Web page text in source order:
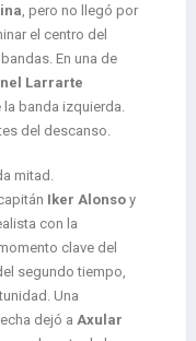
, pero no llegó por
el centro del
En una de
Larrarte
banda izquierda.
del descanso.
mitad.
Iker Alonso y
con la
clave del
segundo tiempo,
Una
dejó a Axular